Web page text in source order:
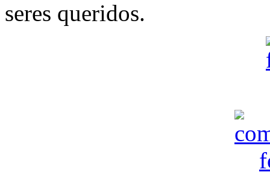
seres queridos.